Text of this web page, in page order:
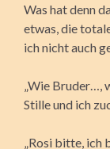
Was hat denn
etwas, die
ich nicht auch
„Wie Bruder…,
Stille und ich
„Rosi bitte,